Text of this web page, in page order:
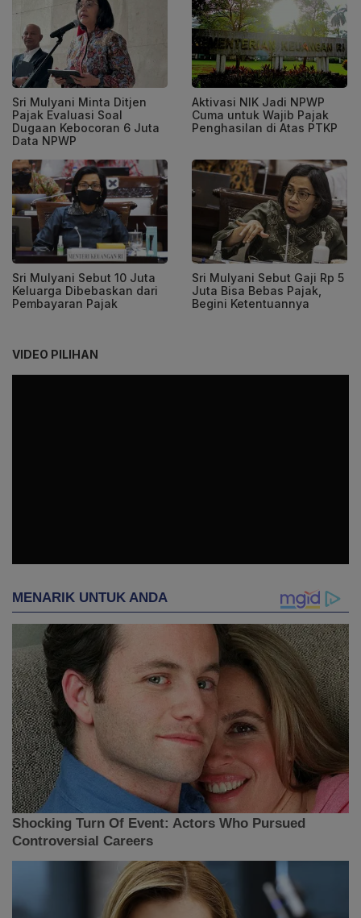
Sri Mulyani Minta Ditjen
Pajak Evaluasi Soal
Dugaan Kebocoran 6 Juta
Data NPWP
Aktivasi NIK Jadi NPWP
Cuma untuk Wajib Pajak
Penghasilan di Atas PTKP
Sri Mulyani Sebut 10 Juta
Keluarga Dibebaskan dari
Pembayaran Pajak
Sri Mulyani Sebut Gaji Rp 5
Juta Bisa Bebas Pajak,
Begini Ketentuannya
VIDEO PILIHAN